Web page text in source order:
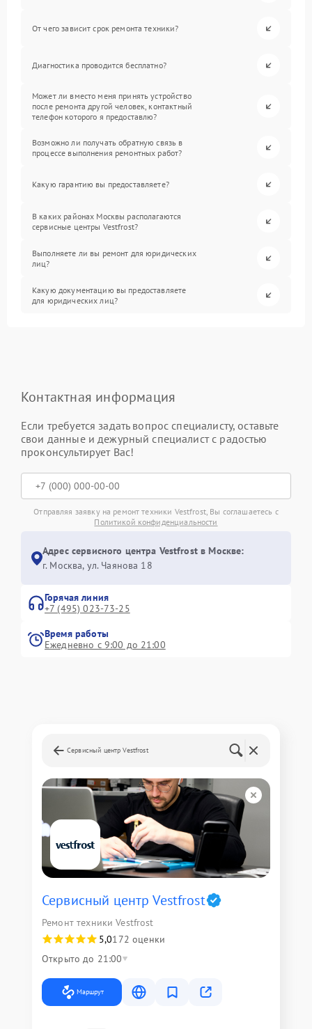
От чего зависит срок ремонта техники?
Диагностика проводится бесплатно?
Может ли вместо меня принять устройство
после ремонта другой человек, контактный
телефон которого я предоставлю?
Возможно ли получать обратную связь в
процессе выполнения ремонтных работ?
Какую гарантию вы предоставляете?
В каких районах Москвы располагаются
сервисные центры Vestfrost?
Выполняете ли вы ремонт для юридических
лиц?
Какую документацию вы предоставляете
для юридических лиц?
Контактная информация
Если требуется задать вопрос специалисту, оставьте
свои данные и дежурный специалист с радостью
проконсультирует Вас!
Отправляя заявку на ремонт техники Vestfrost, Вы соглашаетесь с
Политикой конфиденциальности
Адрес сервисного центра Vestfrost в Москве:
г. Москва, ул. Чаянова 18
Горячая линия
+7 (495) 023-73-25
Время работы
Ежедневно с 9:00 до 21:00
Сервисный центр Vestfrost
Сервисный центр Vestfrost
Ремонт техники Vestfrost
5,0172 оценки
Открыто до 21:00
Маршрут